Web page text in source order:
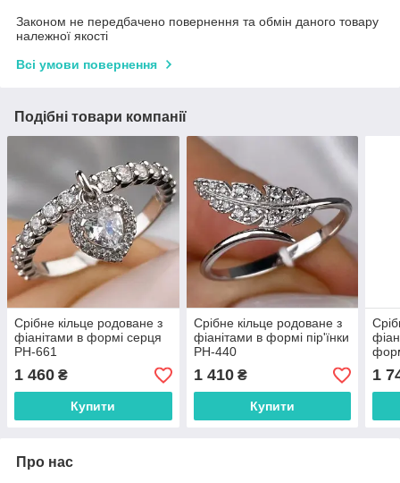
Законом не передбачено повернення та обмін даного товару
належної якості
Всі умови повернення
Подібні товари компанії
Срібне кільце родоване з
фіанітами в формі серця
РН-661
1 460 ₴
Купити
Срібне кільце родоване з
фіанітами в формі пір'їнки
РН-440
1 410₴
Купити
1
Про нас